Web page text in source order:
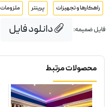
راهکارها و تجهیزات پرینتر
فایل ضمیمه: دانلود فایل
محصولات مرتبط